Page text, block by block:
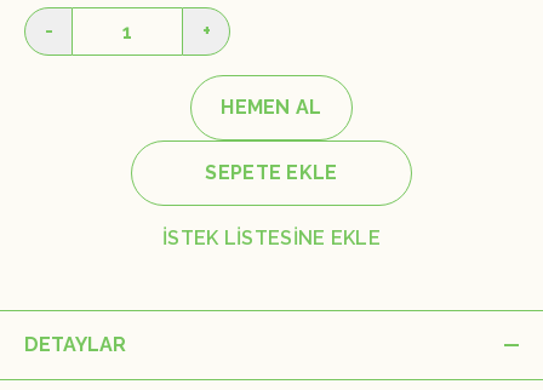
- +
HEMEN AL
SEPETE EKLE
İSTEK LİSTESİNE EKLE
DETAYLAR